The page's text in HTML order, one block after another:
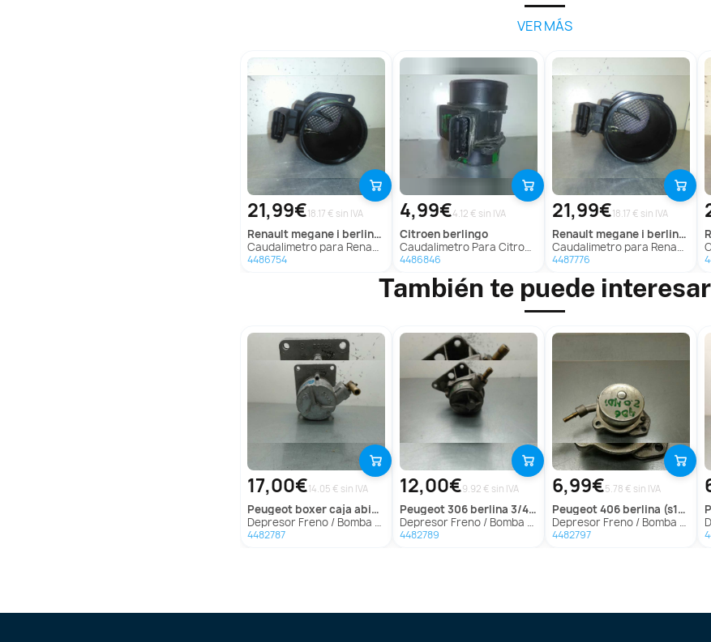
VER MÁS
21,99€18.17 € sin IVA
renault megane i berlina hatchback (ba0)
Caudalimetro para Renault Megane I Berlina Hatchback (Ba0)
4486754
4,99€4.12 € sin IVA
citroen berlingo
Caudalimetro Para Citroen Berlingo
4486846
21,99€18.17 € sin IVA
renault megane i berlina hatchback (ba0)
Caudalimetro para Renault Megane I Berlina Hatchback (Ba0)
4487776
También te puede interesar
17,00€14.05 € sin IVA
peugeot boxer caja abierta (rs2850)(330)('02->)
Depresor Freno / Bomba Vacio para Peugeot Boxer Caja Abierta (Rs2850)(330)('02->)
4482787
12,00€9.92 € sin IVA
peugeot306 berlina 3/4/5 puertas (s2)
Depresor Freno / Bomba Vacio para Peugeot 306 Berlina 3/4/5 Puertas (S2)
4482789
6,99€5.78 € sin IVA
peugeot406 berlina (s1/s2)
Depresor Freno / Bomba Vacio para Peugeot 406 Berlina (S1/S2)
4482797